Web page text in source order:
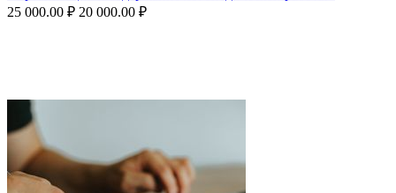
25 000.00 ₽ 20 000.00 ₽